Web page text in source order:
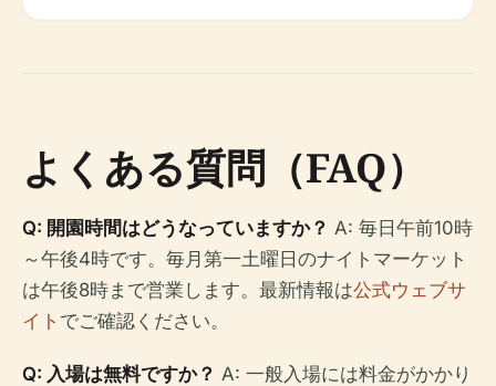
よくある質問（FAQ）
Q: 開園時間はどうなっていますか？ A: 毎日午前10時
～午後4時です。毎月第一土曜日のナイトマーケット
は午後8時まで営業します。最新情報は公式ウェブサ
イト でご確認ください。
Q: 入場は無料ですか？ A: 一般入場には料金がかかり